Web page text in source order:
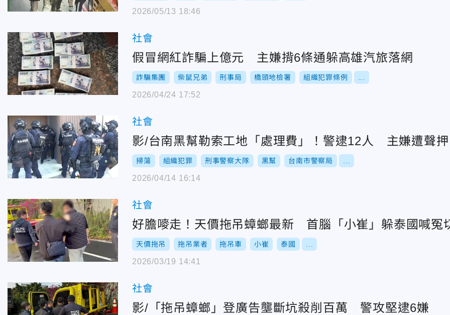
2026/05/13 18:46
社會
假冒網紅詐騙上億元 主嫌揹6條通躲高雄汽旅落網
詐騙集團 柴鼠兄弟 刑事局 橋頭地檢署 組織犯罪條例
2026/04/24 17:52
社會
影/台南黑幫勒索工地「處理費」！警逮12人 主嫌遭聲押
掃蕩 組織犯罪 刑事警察大隊 黑幫 台南市警察局
2026/04/14 16:14
社會
好膽嘜走！天價拖吊蟑螂最新 首腦「小崔」躲泰國喊冤
天價拖吊 拖吊業者 拖吊車 小崔 泰國
2026/03/19 14:41
社會
影/「拖吊蟑螂」登廣告壟斷坑殺削百萬 警攻堅逮6嫌